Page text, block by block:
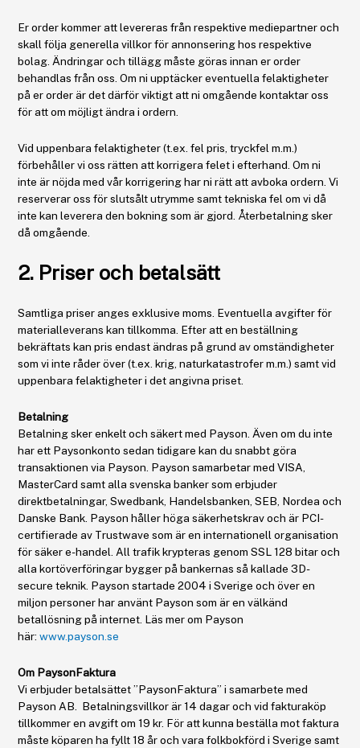
Er order kommer att levereras från respektive mediepartner och
skall följa generella villkor för annonsering hos respektive
bolag. Ändringar och tillägg måste göras innan er order
behandlas från oss. Om ni upptäcker eventuella felaktigheter
på er order är det därför viktigt att ni omgående kontaktar oss
för att om möjligt ändra i ordern.
Vid uppenbara felaktigheter (t.ex. fel pris, tryckfel m.m.)
förbehåller vi oss rätten att korrigera felet i efterhand. Om ni
inte är nöjda med vår korrigering har ni rätt att avboka ordern. Vi
reserverar oss för slutsålt utrymme samt tekniska fel om vi då
inte kan leverera den bokning som är gjord. Återbetalning sker
då omgående.
2. Priser och betalsätt
Samtliga priser anges exklusive moms. Eventuella avgifter för
materialleverans kan tillkomma. Efter att en beställning
bekräftats kan pris endast ändras på grund av omständigheter
som vi inte råder över (t.ex. krig, naturkatastrofer m.m.) samt vid
uppenbara felaktigheter i det angivna priset.
Betalning
Betalning sker enkelt och säkert med Payson. Även om du inte
har ett Paysonkonto sedan tidigare kan du snabbt göra
transaktionen via Payson. Payson samarbetar med VISA,
MasterCard samt alla svenska banker som erbjuder
direktbetalningar, Swedbank, Handelsbanken, SEB, Nordea och
Danske Bank. Payson håller höga säkerhetskrav och är PCI-
certifierade av Trustwave som är en internationell organisation
för säker e-handel. All trafik krypteras genom SSL 128 bitar och
alla kortöverföringar bygger på bankernas så kallade 3D-
secure teknik. Payson startade 2004 i Sverige och över en
miljon personer har använt Payson som är en välkänd
betallösning på internet. Läs mer om Payson
här:www.payson.se
Om PaysonFaktura
Vi erbjuder betalsättet ”PaysonFaktura” i samarbete med
Payson AB. Betalningsvillkor är 14 dagar och vid fakturaköp
tillkommer en avgift om 19 kr. För att kunna beställa mot faktura
måste köparen ha fyllt 18 år och vara folkbokförd i Sverige samt